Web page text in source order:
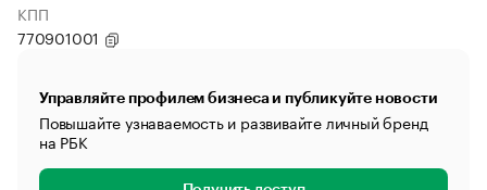
КПП
770901001
Управляйте профилем бизнеса и публикуйте новости
Повышайте узнаваемость и развивайте личный бренд
на РБК